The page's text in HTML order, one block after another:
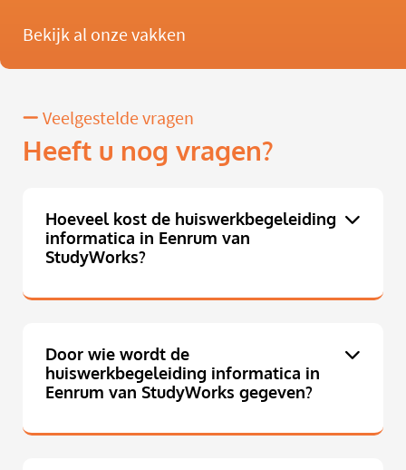
Bekijk al onze vakken
Veelgestelde vragen
Heeft u nog vragen?
Hoeveel kost de huiswerkbegeleiding
informatica in Eenrum van
StudyWorks?
Door wie wordt de
huiswerkbegeleiding informatica in
Eenrum van StudyWorks gegeven?